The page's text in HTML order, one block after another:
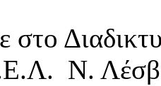
στο
Ν.